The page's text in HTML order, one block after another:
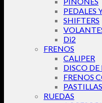
PEDALES
SHIFTERS
Di2
FRENOS
CALIPER
DISCO DE
FRENOS
RUEDAS